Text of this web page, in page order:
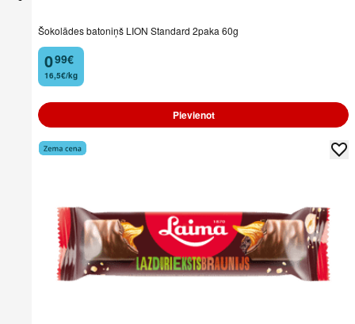
Šokolādes batoniņš LION Standard 2paka 60g
0
. 99€
16,5€/kg
Pievienot